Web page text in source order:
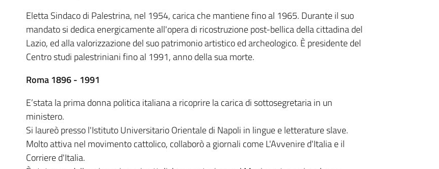
Eletta Sindaco di Palestrina, nel 1954, carica che mantiene fino al 1965. Durante il suo
mandato si dedica energicamente all'opera di ricostruzione post-bellica della cittadina del
Lazio, ed alla valorizzazione del suo patrimonio artistico ed archeologico. È presidente del
Centro studi palestriniani fino al 1991, anno della sua morte.
Roma 1896 - 1991
E’stata la prima donna politica italiana a ricoprire la carica di sottosegretaria in un
ministero.
Si laureò presso l'Istituto Universitario Orientale di Napoli in lingue e letterature slave.
Molto attiva nel movimento cattolico, collaborò a giornali come L'Avvenire d'Italia e il
Corriere d'Italia.